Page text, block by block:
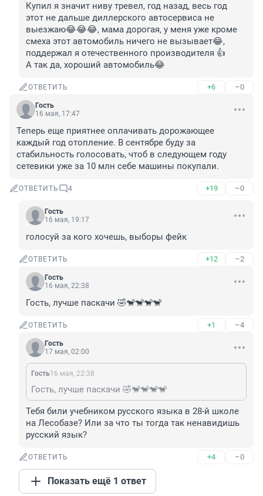
Купил я значит ниву тревел, год назад, весь год
этот не дальше диллерского автосервиса не
выезжаю😂😂😂, мама дорогая, у меня уже кроме
смеха этот автомобиль ничего не вызывает😂,
поддержал я отечественного производителя 👍
А так да, хороший автомобиль😂
ОТВЕТИТЬ +6 –0
Гость
16 мая, 17:47
Теперь еще приятнее оплачивать дорожающее
каждый год отопление. В сентябре буду за
стабильность голосовать, чтоб в следующем году
сетевики уже за 10 млн себе машины покупали.
ОТВЕТИТЬ 4 +19 –0
Гость
16 мая, 19:17
голосуй за кого хочешь, выборы фейк
ОТВЕТИТЬ +12 –2
Гость
16 мая, 22:38
Гость, лучше паскачи 🤣🐒🐒🐒🐒
ОТВЕТИТЬ +1 –4
Гость
17 мая, 02:00
Гость16 мая, 22:38
Гость, лучше паскачи 🤣🐒🐒🐒🐒
Тебя били учебником русского языка в 28-й школе
на Лесобазе? Или за что ты тогда так ненавидишь
русский язык?
ОТВЕТИТЬ +4 –0
Показать ещё 1 ответ